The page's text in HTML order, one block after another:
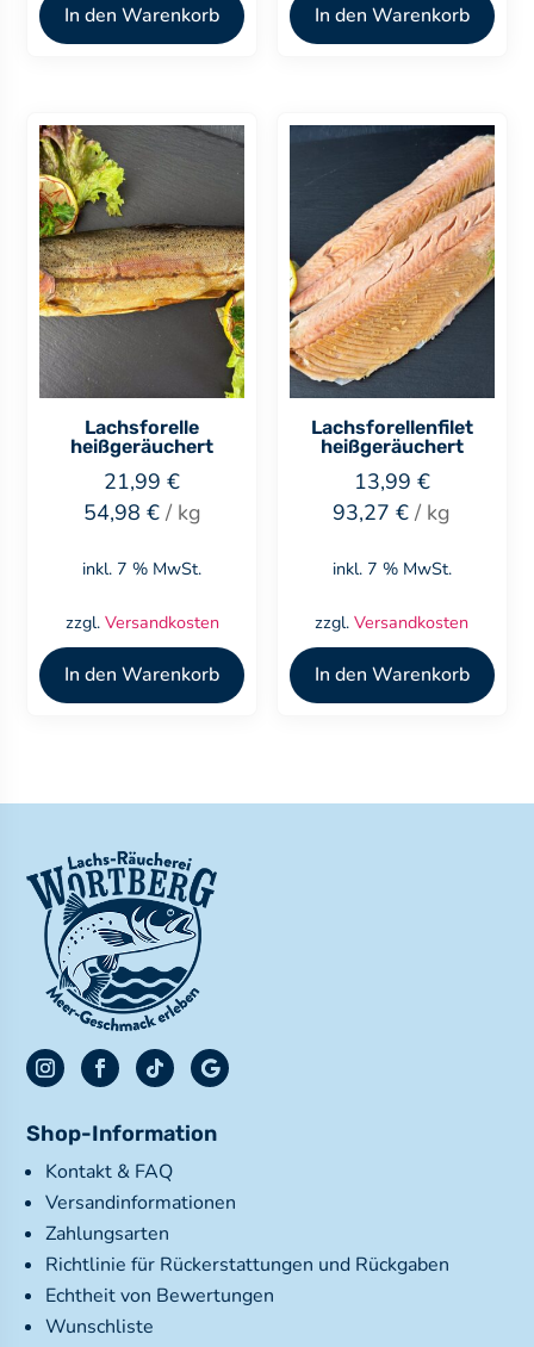
In den Warenkorb In den Warenkorb
Lachsforelle
heißgeräuchert
21,99€
54,98 €/ kg
inkl. 7 % MwSt.
zzgl. Versandkosten
In den Warenkorb
Lachsforellenfilet
heißgeräuchert
13,99 €
93,27€ / kg
inkl. 7 % MwSt.
zzgl.Versandkosten
In den Warenkorb
Shop-Information
Kontakt & FAQ
Versandinformationen
Zahlungsarten
Richtlinie für Rückerstattungen und Rückgaben
Echtheit von Bewertungen
Wunschliste